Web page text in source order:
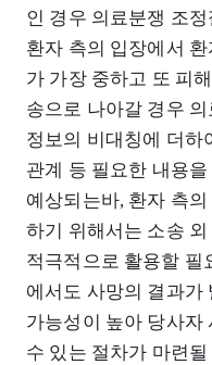
인 경우 의료분쟁 조
환자 측의 입장에서
가 가장 중하고 또 피
송으로 나아갈 경우
정보의 비대칭에 더하
관계 등 필요한 내용
예상되는바, 환자 측
하기 위해서는 소송
적극적으로 활용할 필
에서도 사망의 결과가
가능성이 높아 당사자
수 있는 절차가 마련